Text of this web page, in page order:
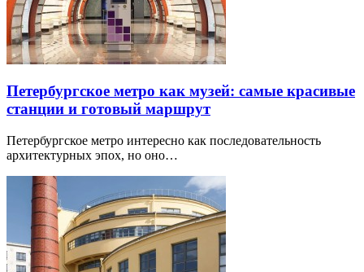
Петербургское метро как музей: самые красивые
станции и готовый маршрут
Петербургское метро интересно как последовательность
архитектурных эпох, но оно…